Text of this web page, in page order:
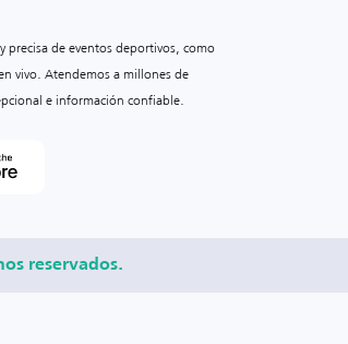
de eventos deportivos, como
vivo. Atendemos a millones de
e información confiable.
reservados.